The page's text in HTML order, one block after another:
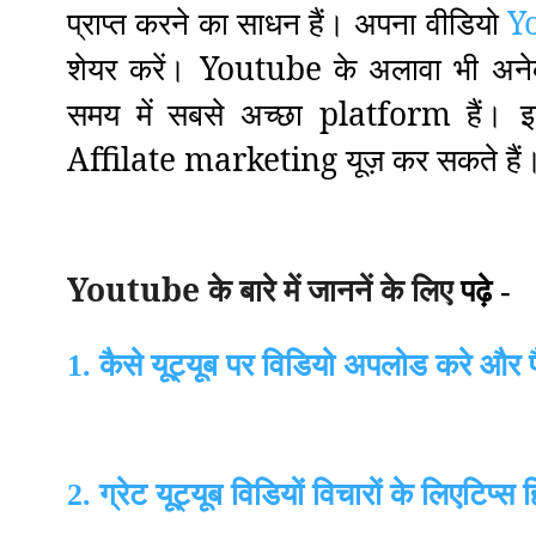
प्राप्त करने का साधन हैं । अपना वीडियो
शेयर करें। Youtube के अलावा भी
समय में सबसे अच्छा platform हैं ।
Affilate marketing यूज़ कर सकते हैं
Youtubeके बारे मेंजाननेंके लिएपढ़े -
1. कैसे यूट्यूब पर विडियो अपलोड करे और
2. ग्रेट यूट्यूब विडियों विचारों के लिएटिप्स